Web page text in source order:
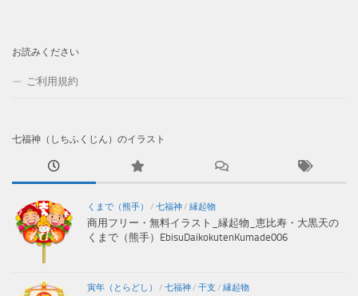
お読みください
ご利用規約
七福神（しちふくじん）のイラスト
くまで（熊手） / 七福神/ 縁起物
商用フリー・無料イラスト_縁起物_恵比寿・大黒天の
くまで（熊手）EbisuDaikokutenKumade006
寅年（とらどし） / 七福神/ 干支 / 縁起物